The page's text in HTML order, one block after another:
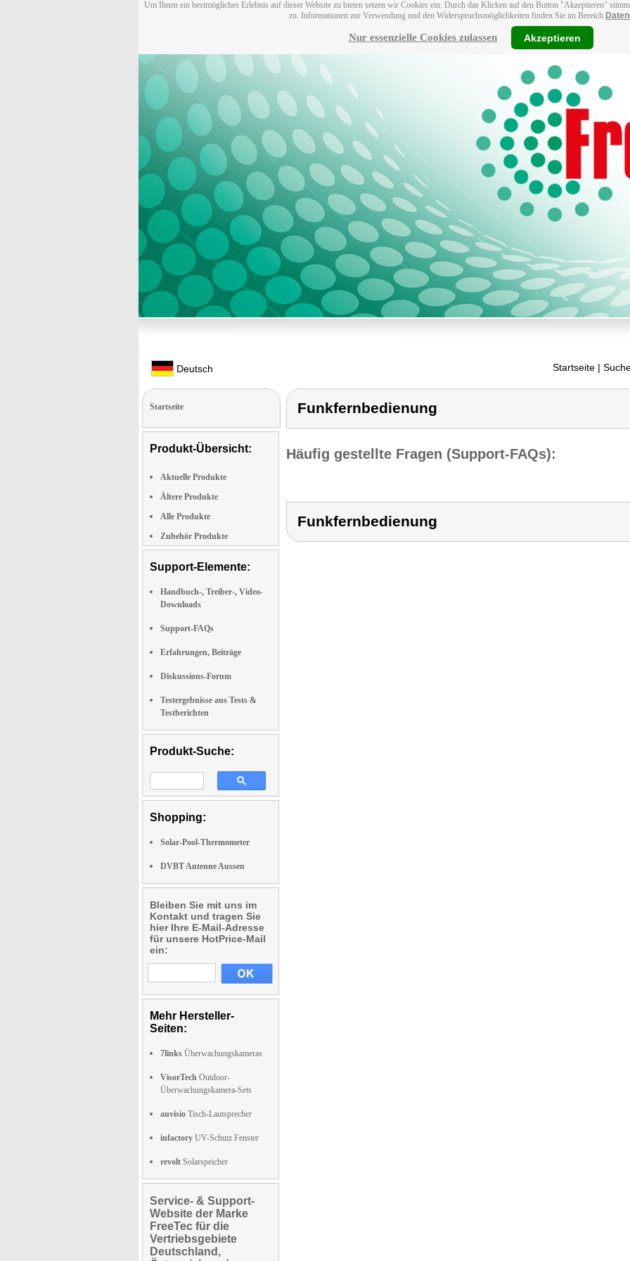
Um Ihnen ein bestmögliches Erlebnis auf dieser Website zu bieten setzen wir Cookies ein. Durch das Klicken auf den Button "Akzeptieren"
zu. Informationen zur Verwendung und den Widerspruchsmöglichkeiten finden Sie im Bereich
Nur essenzielle Cookies zulassen Akzeptieren
Deutsch Startseite |
Startseite
Produkt-Übersicht:
Aktuelle Produkte
Ältere Produkte
Alle Produkte
Zubehör Produkte
Support-Elemente:
Handbuch-, Treiber-, Video-
Downloads
Support-FAQs
Erfahrungen, Beiträge
Diskussions-Forum
Testergebnisse aus Tests &
Testberichten
Produkt-Suche:
Shopping:
Solar-Pool-Thermometer
DVBT Antenne Aussen
Bleiben Sie mit uns im
Kontakt und tragen Sie
hier Ihre E-Mail-Adresse
für unsere HotPrice-Mail
ein:
Mehr Hersteller-
Seiten:
7links Überwachungskameras
VisorTech Outdoor-
Überwachungskamera-Sets
auvisio Tisch-Lautsprecher
infactory UV-Schutz Fenster
revolt Solarspeicher
Service- & Support-
Website der Marke
FreeTec für die
Vertriebsgebiete
Deutschland,
Funkfernbedienung
Häufig gestellte Fragen (Support-FAQs):
Funkfernbedienung